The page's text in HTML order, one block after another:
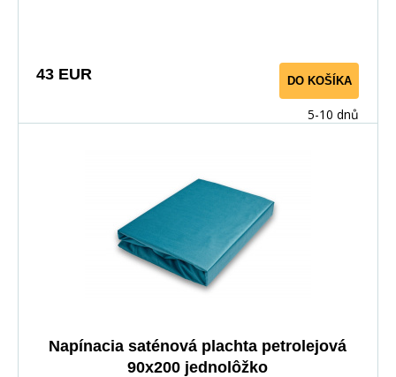
43 EUR DO KOŠÍKA
5-10 dnů
Napínacia saténová plachta petrolejová
90x200 jednolôžko